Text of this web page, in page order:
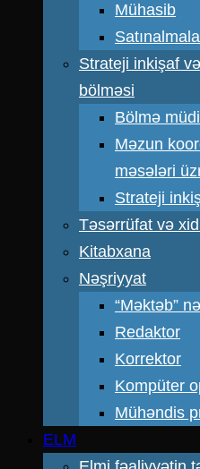
Mühasib
Strateji inkişaf
bölməsi
Bölmə
Məzun
məsələri
Strateji
Təsərrüfat və
Kitabxana
Nəşriyyat
“Məktəb”
Redaktor
Korrektor
Kompüter
Mühəndis
ELM